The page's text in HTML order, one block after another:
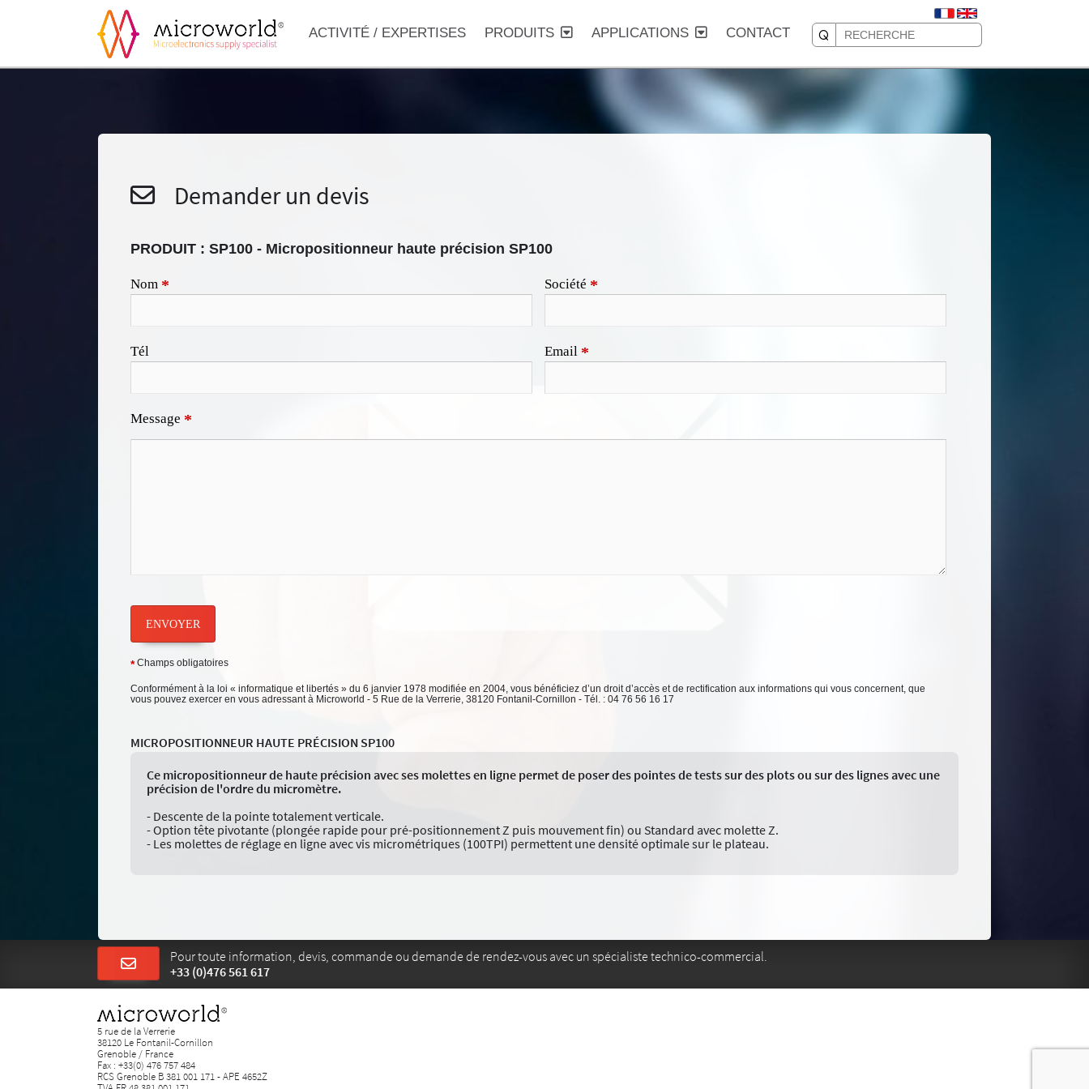
ACTIVITÉ / EXPERTISES PRODUITS APPLICATIONS CONTACT
Demander un devis
PRODUIT : SP100 - Micropositionneur haute précision SP100
Nom * Société *
Tél Email *
Message *
ENVOYER
*Champs obligatoires
Conformément à la loi « informatique et libertés » du 6 janvier 1978 modifiée en 2004, vous bénéficiez d’un droit d’accès et de rectification aux informations qui vous concernent, que
vous pouvez exercer en vous adressant à Microworld - 5 Rue de la Verrerie, 38120 Fontanil-Cornillon - Tél. : 04 76 56 16 17
MICROPOSITIONNEUR HAUTE PRÉCISION SP100
Ce micropositionneur de haute précision avec ses molettes en ligne permet de poser des pointes de tests sur des plots ou sur des lignes avec une
précision de l'ordre du micromètre.
- Descente de la pointe totalement verticale.
- Option tête pivotante (plongée rapide pour pré-positionnement Z puis mouvement fin) ou Standard avec molette Z.
- Les molettes de réglage en ligne avec vis micrométriques (100TPI) permettent une densité optimale sur le plateau.
Pour toute information, devis, commande ou demande de rendez-vous avec un spécialiste technico-commercial.
+33 (0)476 561 617
5 rue de la Verrerie
38120 Le Fontanil-Cornillon
Grenoble / France
Fax : +33(0) 476 757 484
RCS Grenoble B 381 001 171 - APE 4652Z